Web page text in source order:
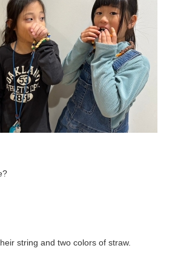
string and two colors of straw.